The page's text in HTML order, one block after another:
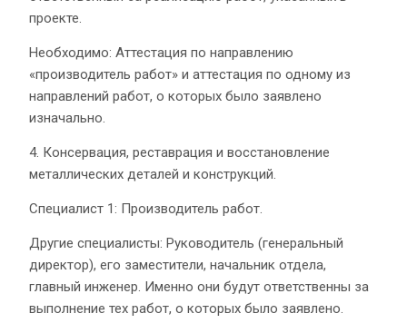
проекте.
Необходимо: Аттестация по направлению
«производитель работ» и аттестация по одному из
направлений работ, о которых было заявлено
изначально.
4. Консервация, реставрация и восстановление
металлических деталей и конструкций.
Специалист 1: Производитель работ.
Другие специалисты: Руководитель (генеральный
директор), его заместители, начальник отдела,
главный инженер. Именно они будут ответственны за
выполнение тех работ, о которых было заявлено.